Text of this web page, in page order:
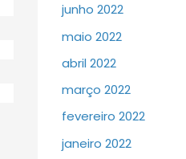
junho 2022
maio 2022
abril 2022
março 2022
fevereiro 2022
janeiro 2022